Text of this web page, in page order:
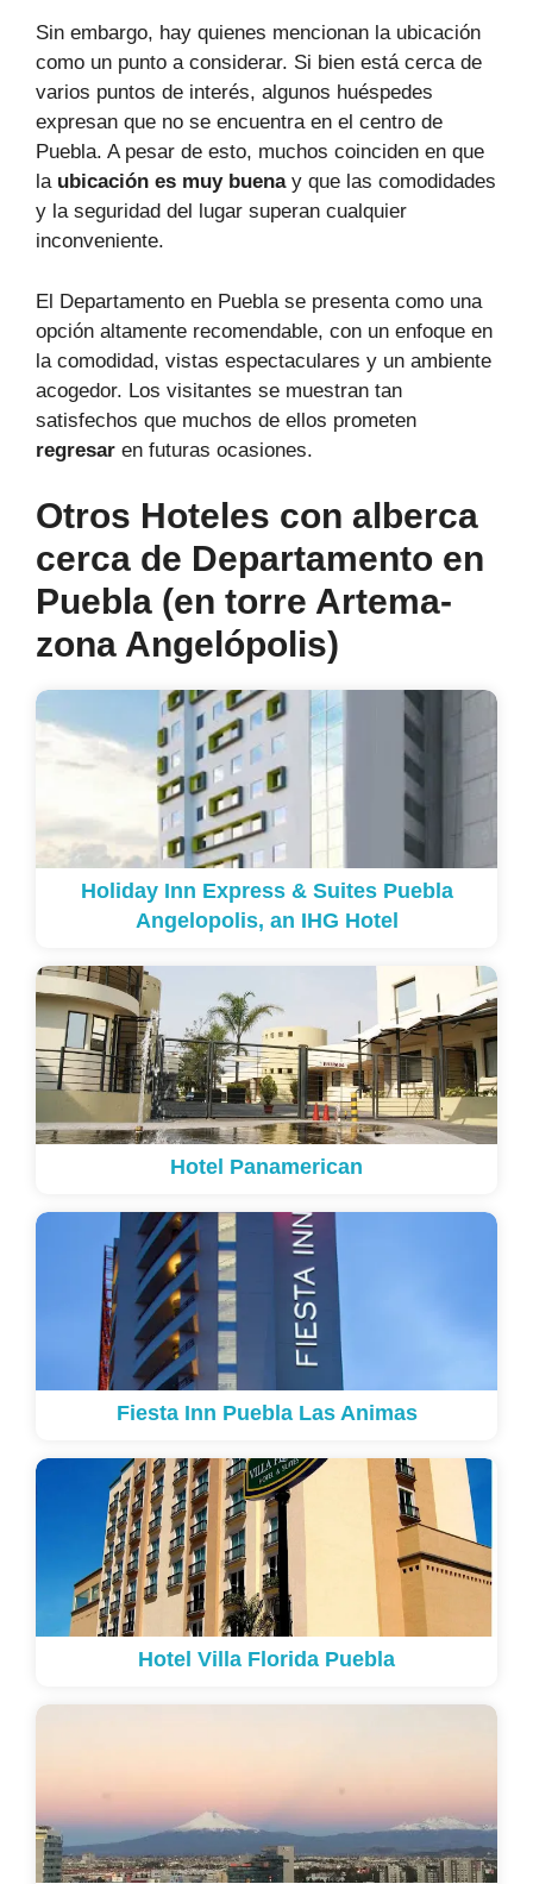
Sin embargo, hay quienes mencionan la ubicación
como un punto a considerar. Si bien está cerca de
varios puntos de interés, algunos huéspedes
expresan que no se encuentra en el centro de
Puebla. A pesar de esto, muchos coinciden en que
la ubicación es muy buenay que las comodidades
y la seguridad del lugar superan cualquier
inconveniente.
El Departamento en Puebla se presenta como una
opción altamente recomendable, con un enfoque en
la comodidad, vistas espectaculares y un ambiente
acogedor. Los visitantes se muestran tan
satisfechos que muchos de ellos prometen
regresar en futuras ocasiones.
Otros Hoteles con alberca
cerca de Departamento en
Puebla (en torre Artema-
zona Angelópolis)
Holiday Inn Express & Suites Puebla
Angelopolis, an IHG Hotel
Hotel Panamerican
Fiesta Inn Puebla Las Animas
Hotel Villa Florida Puebla